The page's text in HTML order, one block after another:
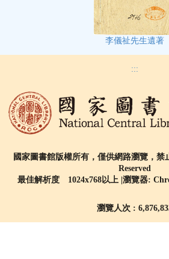
李儀祉先生遺著
:::
國家圖書館版權所有，僅供網路瀏覽，
Reserved
最佳解析度 1024x768以上 |瀏覽器:
瀏覽人次 :